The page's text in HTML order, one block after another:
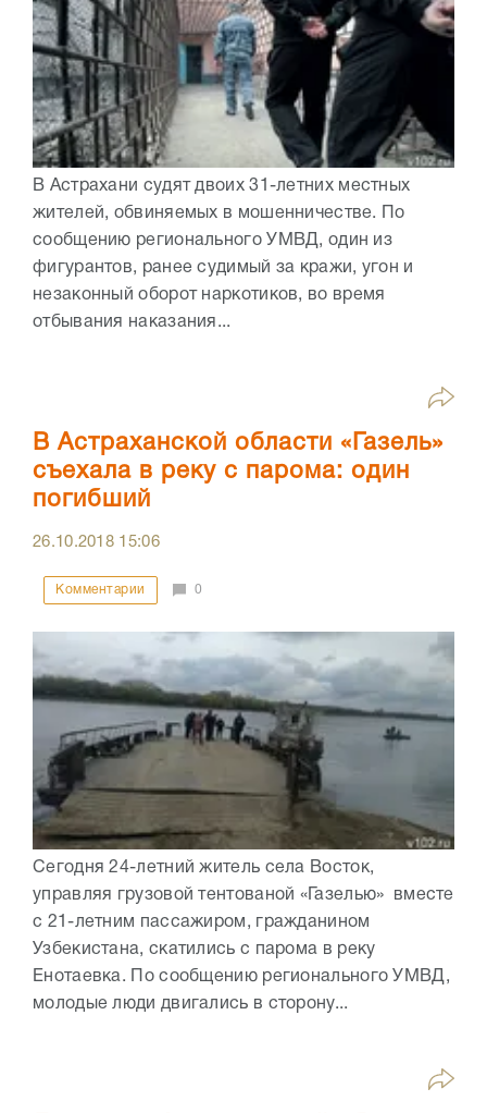
В Астрахани судят двоих 31-летних местных
жителей, обвиняемых в мошенничестве. По
сообщению регионального УМВД, один из
фигурантов, ранее судимый за кражи, угон и
незаконный оборот наркотиков, во время
отбывания наказания...
В Астраханской области «Газель»
съехала в реку с парома: один
погибший
26.10.2018 15:06
Комментарии 0
Сегодня 24-летний житель села Восток,
управляя грузовой тентованой «Газелью» вместе
с 21-летним пассажиром, гражданином
Узбекистана, скатились с парома в реку
Енотаевка. По сообщению регионального УМВД,
молодые люди двигались в сторону...